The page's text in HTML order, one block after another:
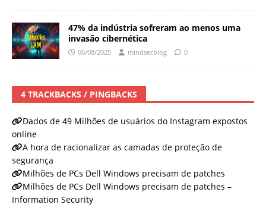
47% da indústria sofreram ao menos uma
invasão cibernética
06/08/2025 mindsecblog 0
4 TRACKBACKS / PINGBACKS
Dados de 49 Milhões de usuários do Instagram expostos
online
A hora de racionalizar as camadas de proteção de
segurança
Milhões de PCs Dell Windows precisam de patches
Milhões de PCs Dell Windows precisam de patches –
Information Security